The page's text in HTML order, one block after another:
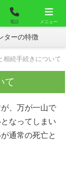
あるご質問
ターの特徴
相続手続きについて
て
、万が一山で
なってしまい
通常の死亡と
電話 メニュー